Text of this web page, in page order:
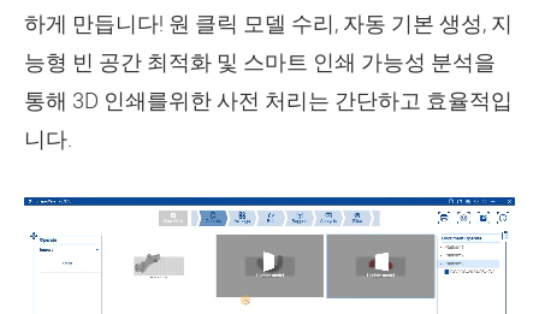
하게 만듭니다! 원 클릭 모델 수리, 자동 기본 생성, 지
능형 빈 공간 최적화 및 스마트 인쇄 가능성 분석을
통해 3D 인쇄를위한 사전 처리는 간단하고 효율적입
니다.